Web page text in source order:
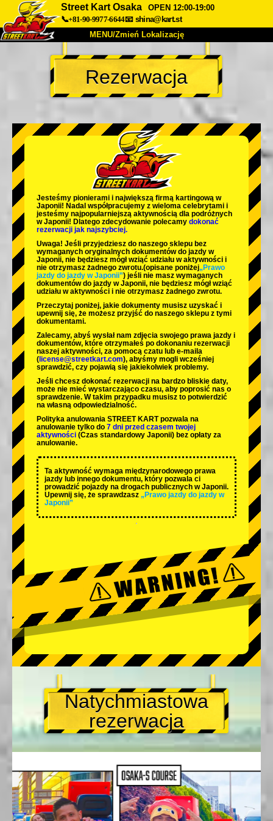
Street Kart Osaka
OPEN 12:00-19:00
📞+81-90-9977-6644📧 shina@kart.st
MENU/Zmień Lokalizację
TOP
O nas Specyfikacja Cena
Firma Rezerwacja
Zmień Lokalizację
Tokyo Shinagawa Tokyo Akihabara#1
Tokyo Akihabara#2
Tokyo Shibuya Annex Tokyo Bay
Tokyo Asakusa Osaka
Okinawa
Rezerwacja
Jesteśmy pionierami i największą firmą kartingową w
Japonii! Nadal współpracujemy z wieloma celebrytami i
jesteśmy najpopularniejszą aktywnością dla podróżnych
w Japonii! Dlatego zdecydowanie polecamy dokonać
rezerwacji jak najszybciej.
Uwaga! Jeśli przyjedziesz do naszego sklepu bez
wymaganych oryginalnych dokumentów do jazdy w
Japonii, nie będziesz mógł wziąć udziału w aktywności i
nie otrzymasz żadnego zwrotu.(opisane poniżej„Prawo
jazdy do jazdy w Japonii”) jeśli nie masz wymaganych
dokumentów do jazdy w Japonii, nie będziesz mógł wziąć
udziału w aktywności i nie otrzymasz żadnego zwrotu.
Przeczytaj poniżej, jakie dokumenty musisz uzyskać i
upewnij się, że możesz przyjść do naszego sklepu z tymi
dokumentami.
Zalecamy, abyś wysłał nam zdjęcia swojego prawa jazdy i
dokumentów, które otrzymałeś po dokonaniu rezerwacji
naszej aktywności, za pomocą czatu lub e-maila
( license@streetkart.com), abyśmy mogli wcześniej
sprawdzić, czy pojawią się jakiekolwiek problemy.
Jeśli chcesz dokonać rezerwacji na bardzo bliskie daty,
może nie mieć wystarczająco czasu, aby poprosić nas o
sprawdzenie. W takim przypadku musisz to potwierdzić
na własną odpowiedzialność.
Polityka anulowania STREET KART pozwala na
anulowanie tylko do 7 dni przed czasem twojej
aktywności (Czas standardowy Japonii) bez opłaty za
anulowanie.
Ta aktywność wymaga międzynarodowego prawa
jazdy lub innego dokumentu, który pozwala ci
prowadzić pojazdy na drogach publicznych w Japonii.
Upewnij się, że sprawdzasz „Prawo jazdy do jazdy w
Japonii”
Natychmiastowa
rezerwacja